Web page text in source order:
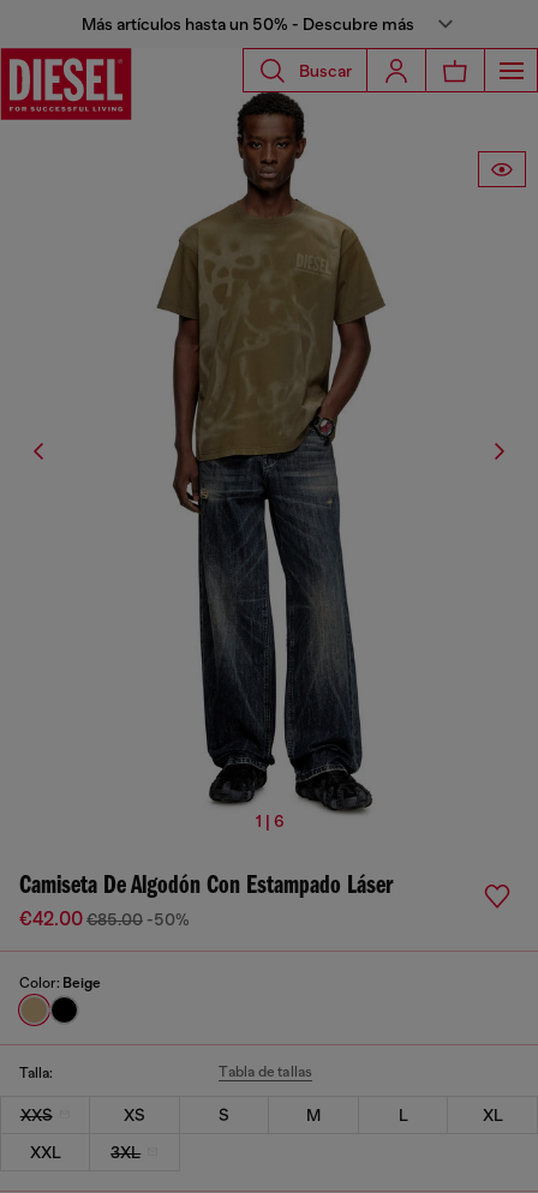
Más artículos hasta un 50% - Descubre más
Buscar
1 | 6
Camiseta De Algodón Con Estampado Láser
€42.00€85.00 -50%
Color: Beige
Talla: Tabla de tallas
XXS XS S M L
XL
XXL
3XL